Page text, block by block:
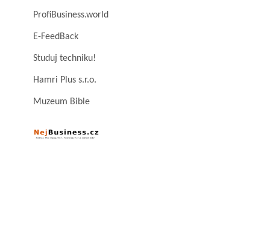
ProfiBusiness.world
E-FeedBack
Studuj techniku!
Hamri Plus s.r.o.
Muzeum Bible